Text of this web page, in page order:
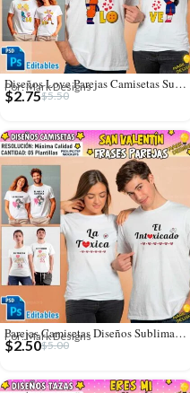
Diseños Love Parejas Camisetas Sublimación
Por: Mark Designs
$5.50
$2.75
Parejas Camisetas Diseños Sublimación Editables
Por: Mark Designs
$5.00
$2.50